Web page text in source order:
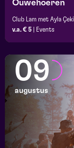
Ouwehoeren
v.a. € 5
Events
09
augustus